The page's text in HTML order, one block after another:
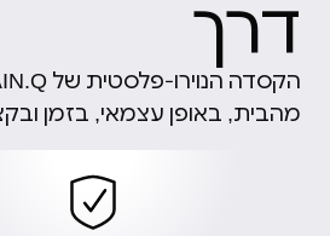
דרך
מהבית, באופן עצמאי, בזמן